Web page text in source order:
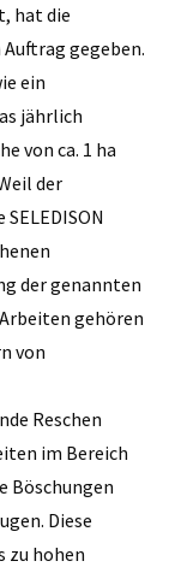
hat die
gegeben.
ein
jährlich
von ca. 1 ha
der
der genannten
gehören
von
Reschen
im Bereich
Böschungen
Diese
zu hohen